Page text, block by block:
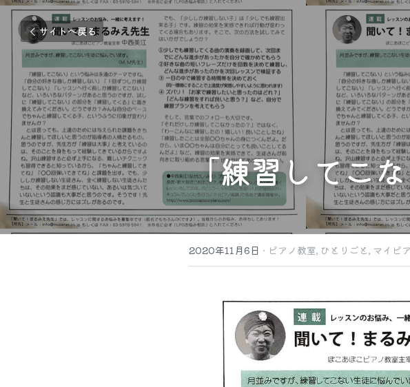
サイトへ戻る
「練習してこ
2020年11月6日 · ピアノ教室, ひとりごと, マイピ